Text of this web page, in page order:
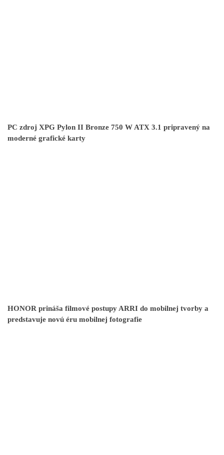
PC zdroj XPG Pylon II Bronze 750 W ATX 3.1 pripravený na
moderné grafické karty
HONOR prináša filmové postupy ARRI do mobilnej tvorby a
predstavuje novú éru mobilnej fotografie